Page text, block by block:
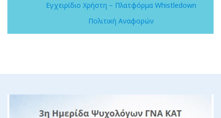
Εγχειρίδιο Χρήστη – Πλατφόρμα Whistledown
Πολιτική Αναφορών